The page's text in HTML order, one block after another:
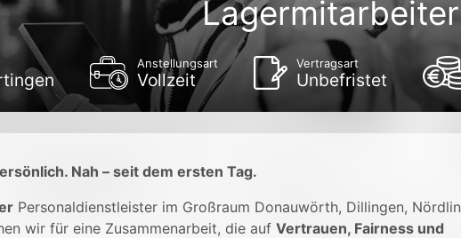
Anstellungsart
Vollzeit
Vertragsart
Unbefristet
Nah – seit dem ersten Tag.
Personaldienstleister im Großraum Donauwörth, Dillingen,
wir für eine Zusammenarbeit, die auf Vertrauen, Fairness und